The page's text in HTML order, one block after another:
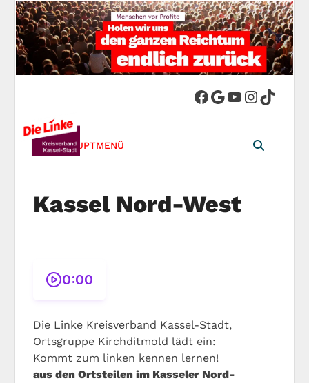
DIE LINKE.
Kreisverband
Kassel-Stadt
HAUPTMENÜ
Kassel Nord-West
0:00
Die Linke Kreisverband Kassel-Stadt,
Ortsgruppe Kirchditmold lädt ein:
Kommt zum linken kennen lernen!
aus den Ortsteilen im Kasseler Nord-